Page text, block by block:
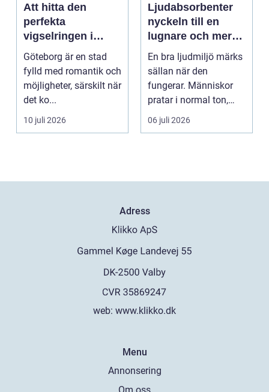
Att hitta den
perfekta
vigselringen i
Göteborg
Göteborg är en stad
fylld med romantik och
möjligheter, särskilt när
det ko...
10 juli 2026
Ljudabsorbenter
nyckeln till en
lugnare och mer
fokusvänlig
ljudmiljö
En bra ljudmiljö märks
sällan när den
fungerar. Människor
pratar i normal ton,
hjärnan slipper sorte...
06 juli 2026
Adress
web: www.klikko.dk
Menu
Annonsering